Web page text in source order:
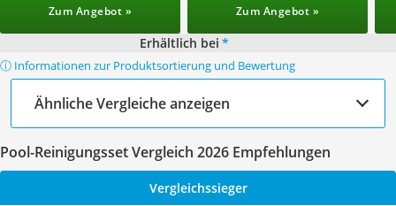
Zum Angebot » Zum Angebot »
Erhältlich bei *
ⓘ Informationen zur Produktsortierung und Bewertung
Ähnliche Vergleiche anzeigen
Pool-Reinigungsset Vergleich 2026 Empfehlungen
Vergleichssieger